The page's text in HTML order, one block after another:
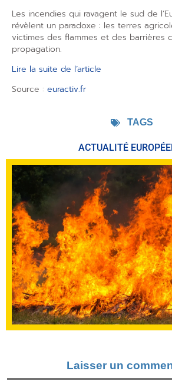
Les incendies qui ravagent le sud de
révèlent un paradoxe : les terres
victimes des flammes et des barrières
propagation.
Lire la suite de l’article
Source : euractiv.fr
TAGS
ACTUALITÉ
Laisser un